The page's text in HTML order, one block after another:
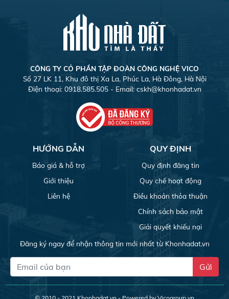
CÔNG TY CỎ PHẦN TẬP ĐOÀN CÔNG NGHỆ VICO
Số 27 LK 11, Khu đô thị Xa La, Phúc La, Hà Đông, Hà Nội
Điện thoại: 0918.585.505 - Email: cskh@khonhadat.vn
HƯỚNG DẪN
Báo giá & hỗ trợ
Giới thiệu
Liên hệ
QUY ĐỊNH
Quy định đăng tin
Quy chế hoạt động
Điều khoản thỏa thuận
Chính sách bảo mật
Giải quyết khiếu nại
Đăng ký ngay để nhận thông tin mới nhất từ Khonhadat.vn
Gửi